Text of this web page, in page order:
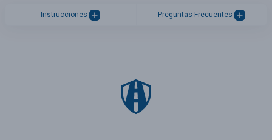
Instrucciones Preguntas Frecuentes